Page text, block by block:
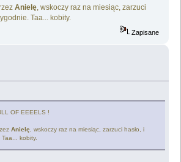
Anielę , wskoczy raz na miesiąc, zarzuci
Taa... kobity.
Zapisane
OF EEEELS !
Anielę , wskoczy raz na miesiąc, zarzuci hasło, i
kobity.